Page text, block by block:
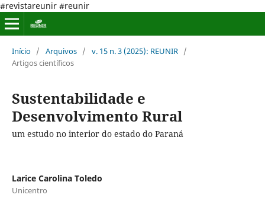
#revistareunir #reunir
Início / Arquivos / v. 15 n. 3 (2025): REUNIR /
Artigos científicos
Sustentabilidade e
Desenvolvimento Rural
um estudo no interior do estado do Paraná
Larice Carolina Toledo
Unicentro